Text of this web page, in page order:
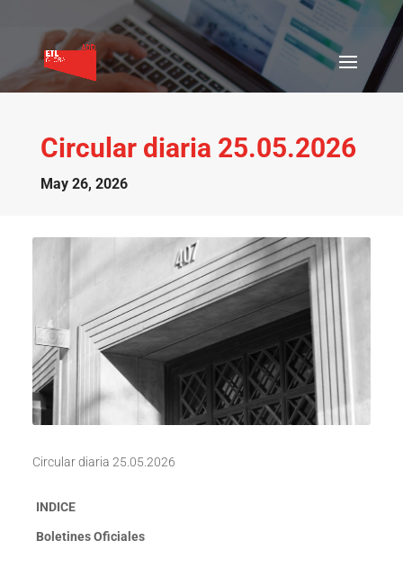
Circular diaria 25.05.2026
May 26, 2026
Circular diaria 25.05.2026
INDICE
Boletines Oficiales